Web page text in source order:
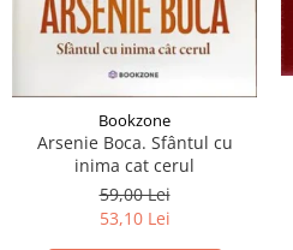
Bookzone
Arsenie Boca. Sfântul cu
inima cat cerul
59,00 Lei
53,10 Lei